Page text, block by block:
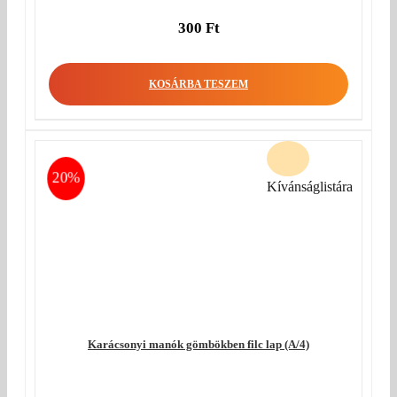
300 Ft
KOSÁRBA TESZEM
20%
Karácsonyi manók gömbökben filc lap (A/4)
Kívánságlistára